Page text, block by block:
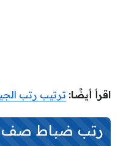
اقرأ أيضًا: ترتيب رتب
رتب ضباط صف